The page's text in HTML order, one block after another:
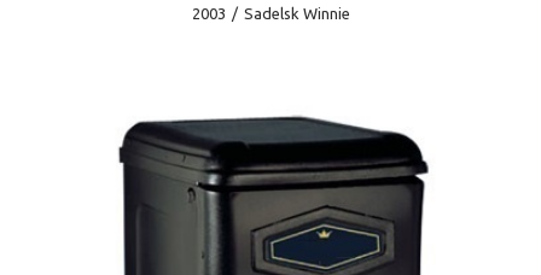
2003 / Sadelsk Winnie